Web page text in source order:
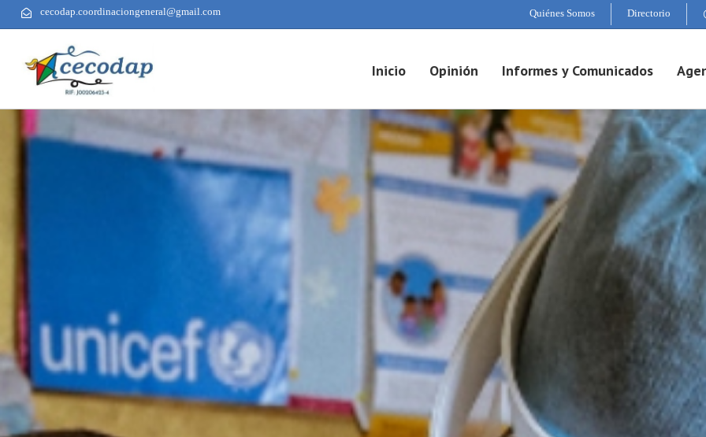
cecodap.coordinaciongeneral@gmail.com Quiénes Somos Directorio
Inicio Opinión Informes y Comunicados